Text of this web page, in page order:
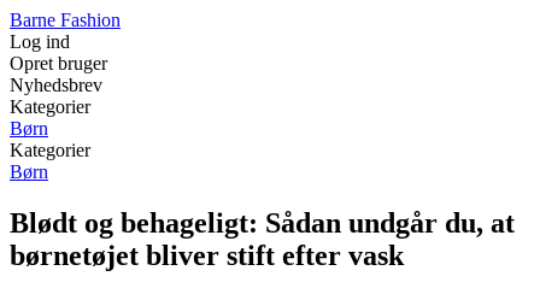
Barne Fashion
Log ind
Opret bruger
Nyhedsbrev
Kategorier
Børn
Kategorier
Børn
Blødt og behageligt: Sådan undgår du, at
børnetøjet bliver stift efter vask